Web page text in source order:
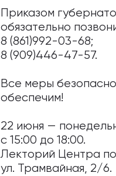
Приказом
обязательно
8 (861)992-03-68;
8 (909)446-47-57.
Все меры
обеспечим!
22 июня —
с 15:00 до 18:00.
Лекторий Центра
ул. Трамвайная, 2/6.